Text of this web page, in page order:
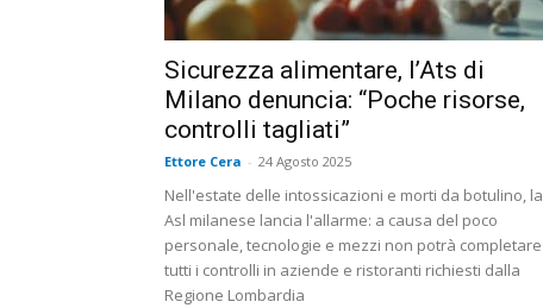
Sicurezza alimentare, l’Ats di
Milano denuncia: “Poche risorse,
controlli tagliati”
Ettore Cera - 24 Agosto 2025
Nell'estate delle intossicazioni e morti da botulino, la
Asl milanese lancia l'allarme: a causa del poco
personale, tecnologie e mezzi non potrà completare
tutti i controlli in aziende e ristoranti richiesti dalla
Regione Lombardia